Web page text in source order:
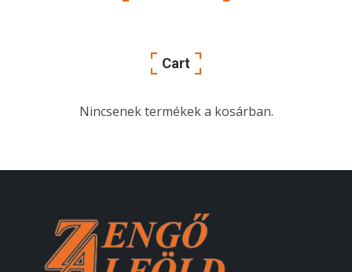
Cart
Nincsenek termékek a kosárban.